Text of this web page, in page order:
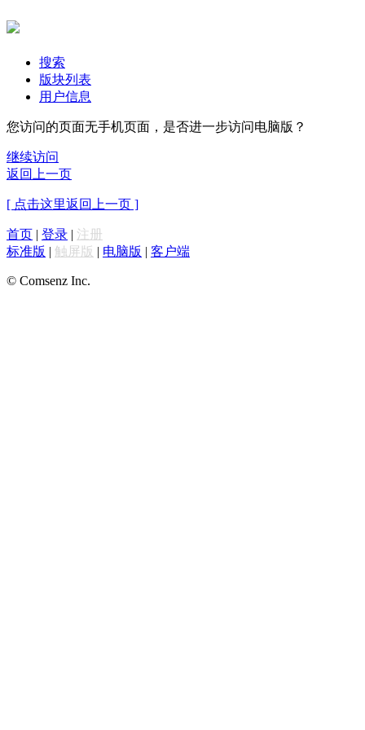
搜索
版块列表
用户信息
您访问的页面无手机页面，是否进一步访问电脑版？
继续访问
返回上一页
[ 点击这里返回上一页 ]
首页 | 登录 | 注册
标准版 | 触屏版 | 电脑版 | 客户端
© Comsenz Inc.